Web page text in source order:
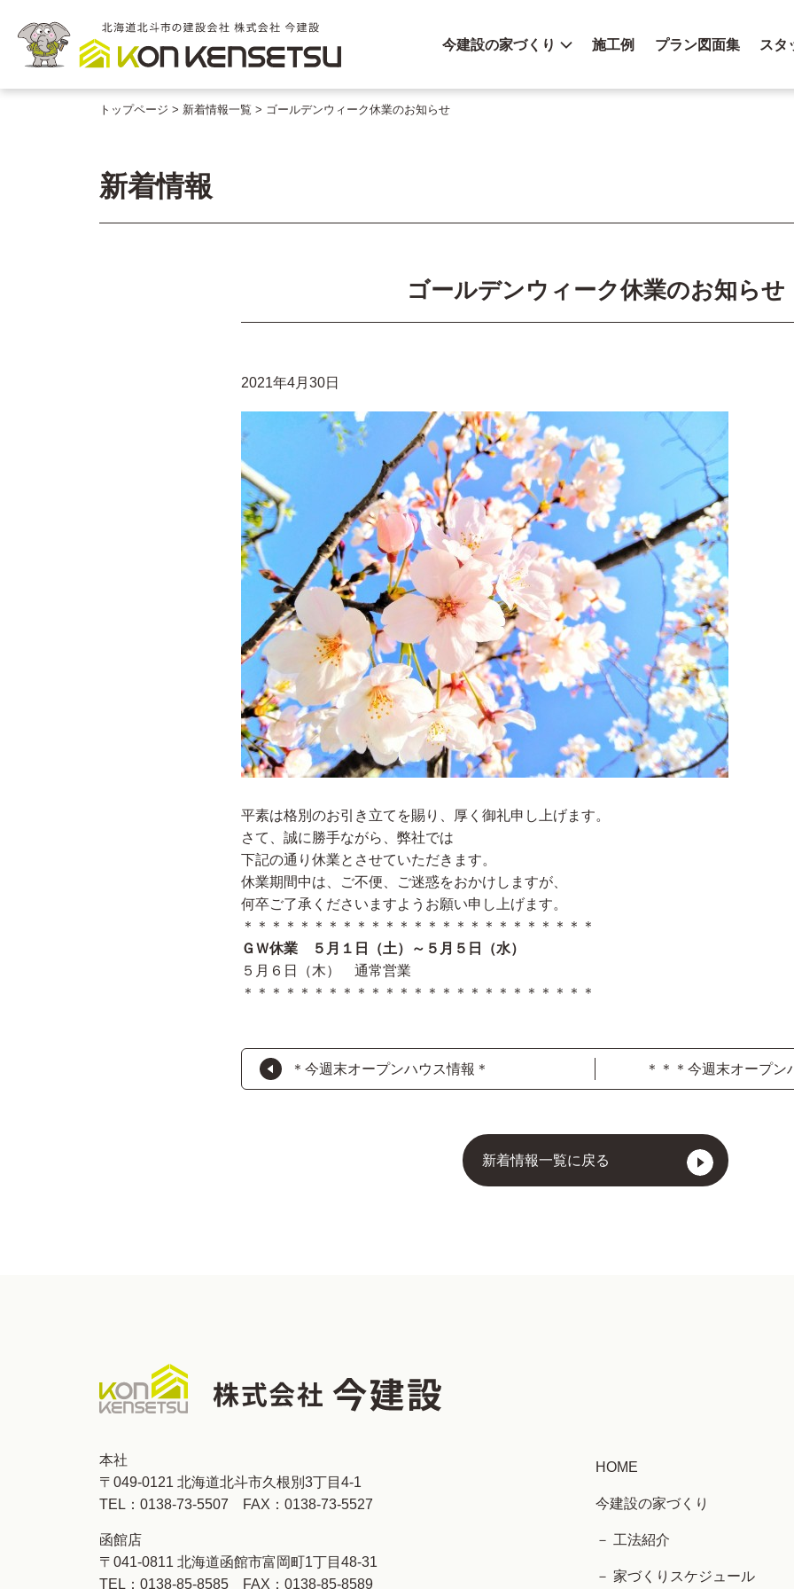
今建設の家づくり 施工例 プラン図面集 スタ
トップページ 新着情報一覧 ゴールデンウィーク休業のお知らせ
新着情報
ゴールデンウィーク休業のお知らせ
2021年4月30日
平素は格別のお引き立てを賜り、厚く御礼申し上げます。
さて、誠に勝手ながら、弊社では
下記の通り休業とさせていただきます。
休業期間中は、ご不便、ご迷惑をおかけしますが、
何卒ご了承くださいますようお願い申し上げます。
＊＊＊＊＊＊＊＊＊＊＊＊＊＊＊＊＊＊＊＊＊＊＊＊＊
ＧＷ休業 ５月１日（土）～５月５日（水）
５月６日（木） 通常営業
＊＊＊＊＊＊＊＊＊＊＊＊＊＊＊＊＊＊＊＊＊＊＊＊＊
＊今週末オープンハウス情報＊ ＊＊＊今週末オープン
新着情報一覧に戻る
本社
〒049-0121 北海道北斗市久根別3丁目4-1
TEL： 0138-73-5507 FAX：0138-73-5527
函館店
〒041-0811 北海道函館市富岡町1丁目48-31
TEL： 0138-85-8585 FAX：0138-85-8589
HOME
今建設の家づくり
－ 工法紹介
－ 家づくりスケジュール